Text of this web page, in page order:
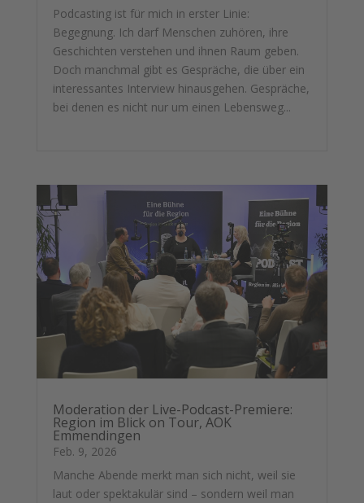
Podcasting ist für mich in erster Linie:
Begegnung. Ich darf Menschen zuhören, ihre
Geschichten verstehen und ihnen Raum geben.
Doch manchmal gibt es Gespräche, die über ein
interessantes Interview hinausgehen. Gespräche,
bei denen es nicht nur um einen Lebensweg...
Moderation der Live-Podcast-Premiere:
Region im Blick on Tour, AOK
Emmendingen
Feb. 9, 2026
Manche Abende merkt man sich nicht, weil sie
laut oder spektakulär sind – sondern weil man